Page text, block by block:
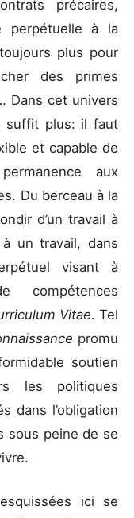
précaires,
perpétuelle à la
plus pour
des primes
Dans cet univers
suffit plus: il faut
et capable de
aux
Du berceau à la
d’un travail à
un travail, dans
visant à
compétences
Vitae. Tel
promu
soutien
les politiques
dans l’obligation
sous peine de se
ici se